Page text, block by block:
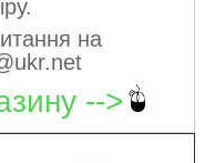
на
-->